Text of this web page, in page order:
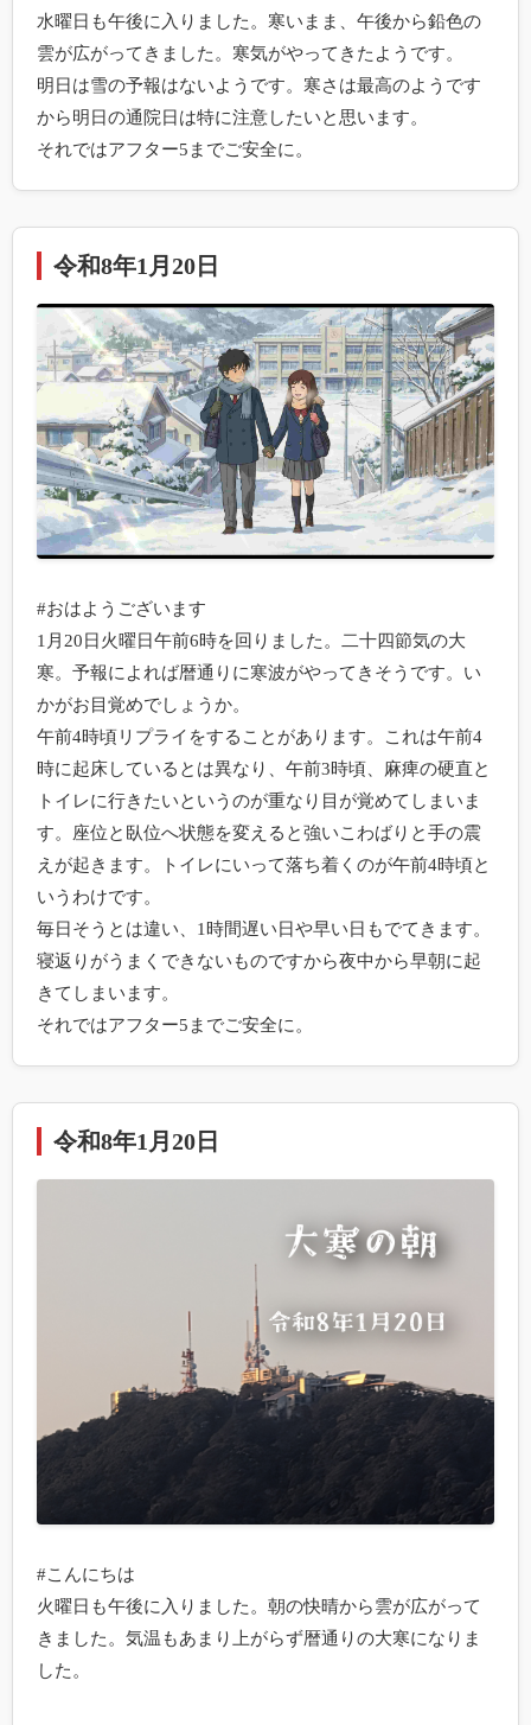
水曜日も午後に入りました。寒いまま、午後から鉛色の
雲が広がってきました。寒気がやってきたようです。
明日は雪の予報はないようです。寒さは最高のようです
から明日の通院日は特に注意したいと思います。
それではアフター5までご安全に。
令和8年1月20日
#おはようございます
1月20日火曜日午前6時を回りました。二十四節気の大
寒。予報によれば暦通りに寒波がやってきそうです。い
かがお目覚めでしょうか。
午前4時頃リプライをすることがあります。これは午前4
時に起床しているとは異なり、午前3時頃、麻痺の硬直と
トイレに行きたいというのが重なり目が覚めてしまいま
す。座位と臥位へ状態を変えると強いこわばりと手の震
えが起きます。トイレにいって落ち着くのが午前4時頃と
いうわけです。
毎日そうとは違い、1時間遅い日や早い日もでてきます。
寝返りがうまくできないものですから夜中から早朝に起
きてしまいます。
それではアフター5までご安全に。
令和8年1月20日
#こんにちは
火曜日も午後に入りました。朝の快晴から雲が広がって
きました。気温もあまり上がらず暦通りの大寒になりま
した。